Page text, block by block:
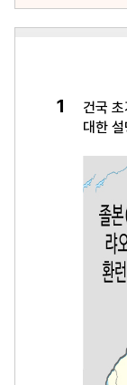
문항수 : 30문항